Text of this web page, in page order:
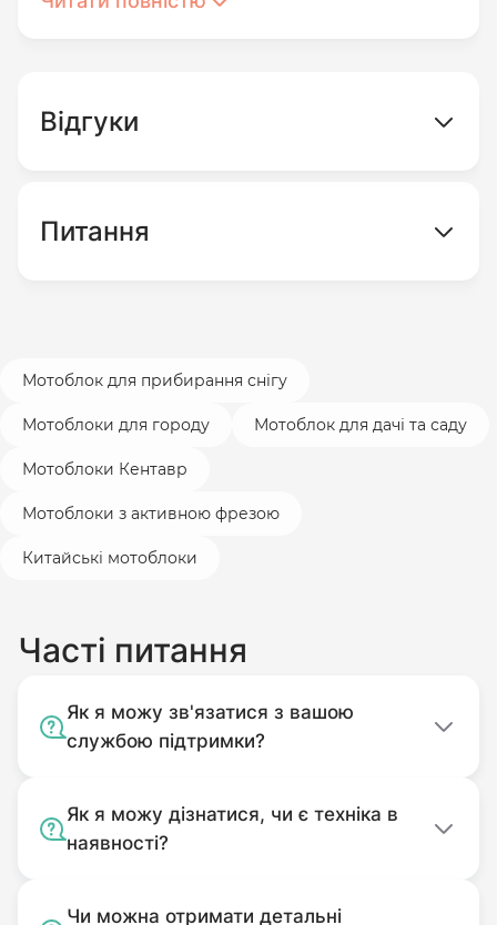
простота керування;
Швидкий старт.
СЕРВІСНІ ТА ДОДАТКОВІ
обслуговування
Відгуки
Питання
Мотоблок для прибирання снігу
Мотоблоки для городу Мотоблок для дачі та саду
Мотоблоки Кентавр
Мотоблоки з активною фрезою
Китайські мотоблоки
Часті питання
Як я можу зв'язатися з вашою
службою підтримки?
Як я можу дізнатися, чи є техніка в
наявності?
Чи можна отримати детальні